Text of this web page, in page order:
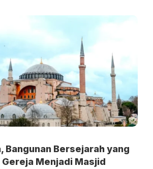
Bangunan Bersejarah yang
Menjadi Masjid